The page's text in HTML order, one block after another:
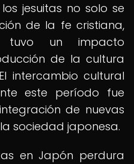
jesuitas no solo se
de la fe cristiana,
tuvo un impacto
de la cultura
intercambio cultural
este período fue
de nuevas
sociedad japonesa.
en Japón perdura